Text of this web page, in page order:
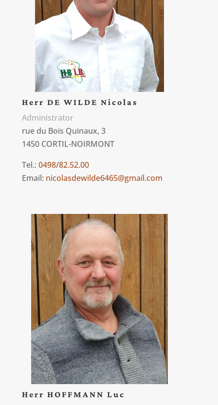
Herr DE WILDE Nicolas
Administrator
rue du Bois Quinaux, 3
1450 CORTIL-NOIRMONT
Tel.: 0498/82.52.00
Email: nicolasdewilde6465@gmail.com
Herr HOFFMANN Luc